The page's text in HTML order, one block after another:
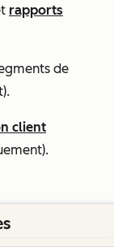
rapports
de
client